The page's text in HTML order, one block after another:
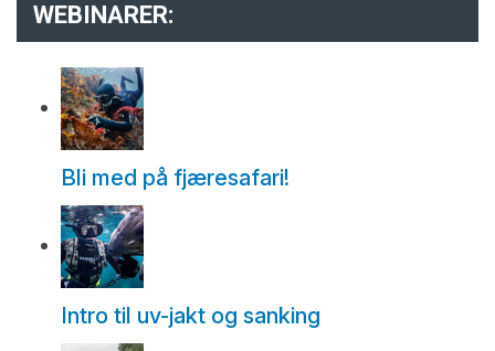
WEBINARER:
Bli med på fjæresafari!
Intro til uv-jakt og sanking